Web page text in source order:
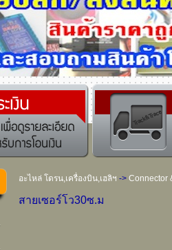
อะไหล่ โดรน,เครื่องบิน,เฮลิฯ -> Connector
สายเซอร์โว30ซ.ม